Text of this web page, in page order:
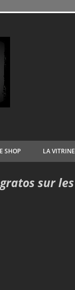
SHOP LA VITRINE
sur les